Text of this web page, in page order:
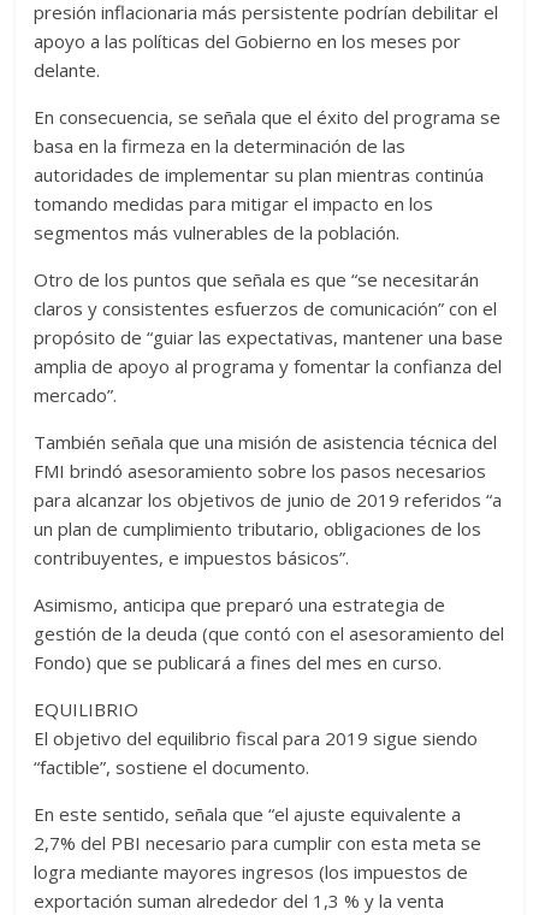
presión inflacionaria más persistente podrían debilitar el
apoyo a las políticas del Gobierno en los meses por
delante.
En consecuencia, se señala que el éxito del programa se
basa en la firmeza en la determinación de las
autoridades de implementar su plan mientras continúa
tomando medidas para mitigar el impacto en los
segmentos más vulnerables de la población.
Otro de los puntos que señala es que “se necesitarán
claros y consistentes esfuerzos de comunicación” con el
propósito de “guiar las expectativas, mantener una base
amplia de apoyo al programa y fomentar la confianza del
mercado”.
También señala que una misión de asistencia técnica del
FMI brindó asesoramiento sobre los pasos necesarios
para alcanzar los objetivos de junio de 2019 referidos “a
un plan de cumplimiento tributario, obligaciones de los
contribuyentes, e impuestos básicos”.
Asimismo, anticipa que preparó una estrategia de
gestión de la deuda (que contó con el asesoramiento del
Fondo) que se publicará a fines del mes en curso.
EQUILIBRIO
El objetivo del equilibrio fiscal para 2019 sigue siendo
“factible”, sostiene el documento.
En este sentido, señala que “el ajuste equivalente a
2,7% del PBI necesario para cumplir con esta meta se
logra mediante mayores ingresos (los impuestos de
exportación suman alrededor del 1,3 % y la venta